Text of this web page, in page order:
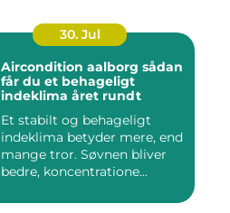
30. Jul
Aircondition aalborg sådan
får du et behageligt
indeklima året rundt
Et stabilt og behageligt
indeklima betyder mere, end
mange tror. Søvnen bliver
bedre, koncentratione...